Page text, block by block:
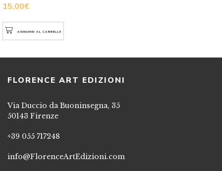
15,00€
AGGIUNGI AL CARRELLO
FLORENCE ART EDIZIONI
Via Duccio da Buoninsegna, 35
50143 Firenze
+39 055 717248
info@FlorenceArtEdizioni.com